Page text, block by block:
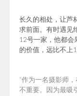
长久的相处，让芦
求前面。有时遇见
12号一家 ，他都
的价值，远比不上
“作为一名摄影师
不重要。因为最吸